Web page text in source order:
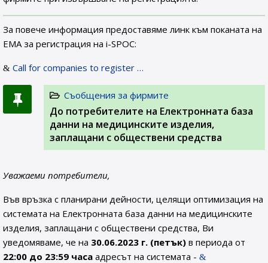
За повече информация предоставяме линк към поканата на
ЕМА за регистрация на i-SPOC:
Call for companies to register …
Съобщения за фирмите
До потребителите на Електронната база
данни на медицинските изделия,
заплащани с обществени средства
Уважаеми потребители,
Във връзка с планирани дейности, целящи оптимизация на
системата на Електронната база данни на медицинските
изделия, заплащани с обществени средства, Ви
уведомяваме, че на 30.06.2023 г. (петък) в периода от
22:00 до 23:59 часа адресът на системата -